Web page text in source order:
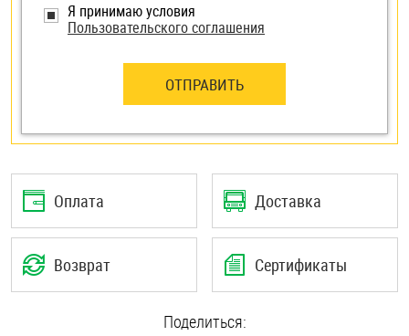
Я принимаю условия
Пользовательского соглашения
ОТПРАВИТЬ
Оплата Доставка
Возврат Сертификаты
Поделиться: